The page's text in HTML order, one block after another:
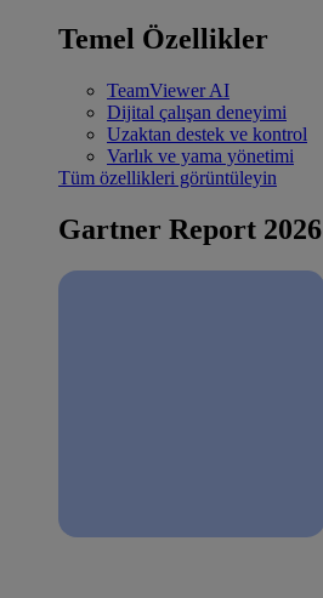
Temel Özellikler
TeamViewer AI
Dijital çalışan deneyimi
Uzaktan destek ve kontrol
Varlık ve yama yönetimi
Tüm özellikleri görüntüleyin
Gartner Report 2026